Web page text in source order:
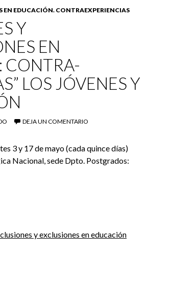
EN EDUCACIÓN. CONTRAEXPERIENCIAS
Y
EN
CONTRA-
LOS JÓVENES Y
DEJA UN COMENTARIO
3 y 17 de mayo (cada quince días)
Nacional, sede Dpto. Postgrados:
y exclusiones en educación